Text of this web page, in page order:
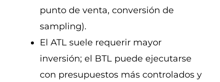
punto de venta, conversión de
sampling).
El ATL suele requerir mayor
inversión; el BTL puede ejecutarse
con presupuestos más controlados y